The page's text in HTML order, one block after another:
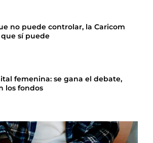
no puede controlar, la Caricom
sí puede
femenina: se gana el debate,
los fondos